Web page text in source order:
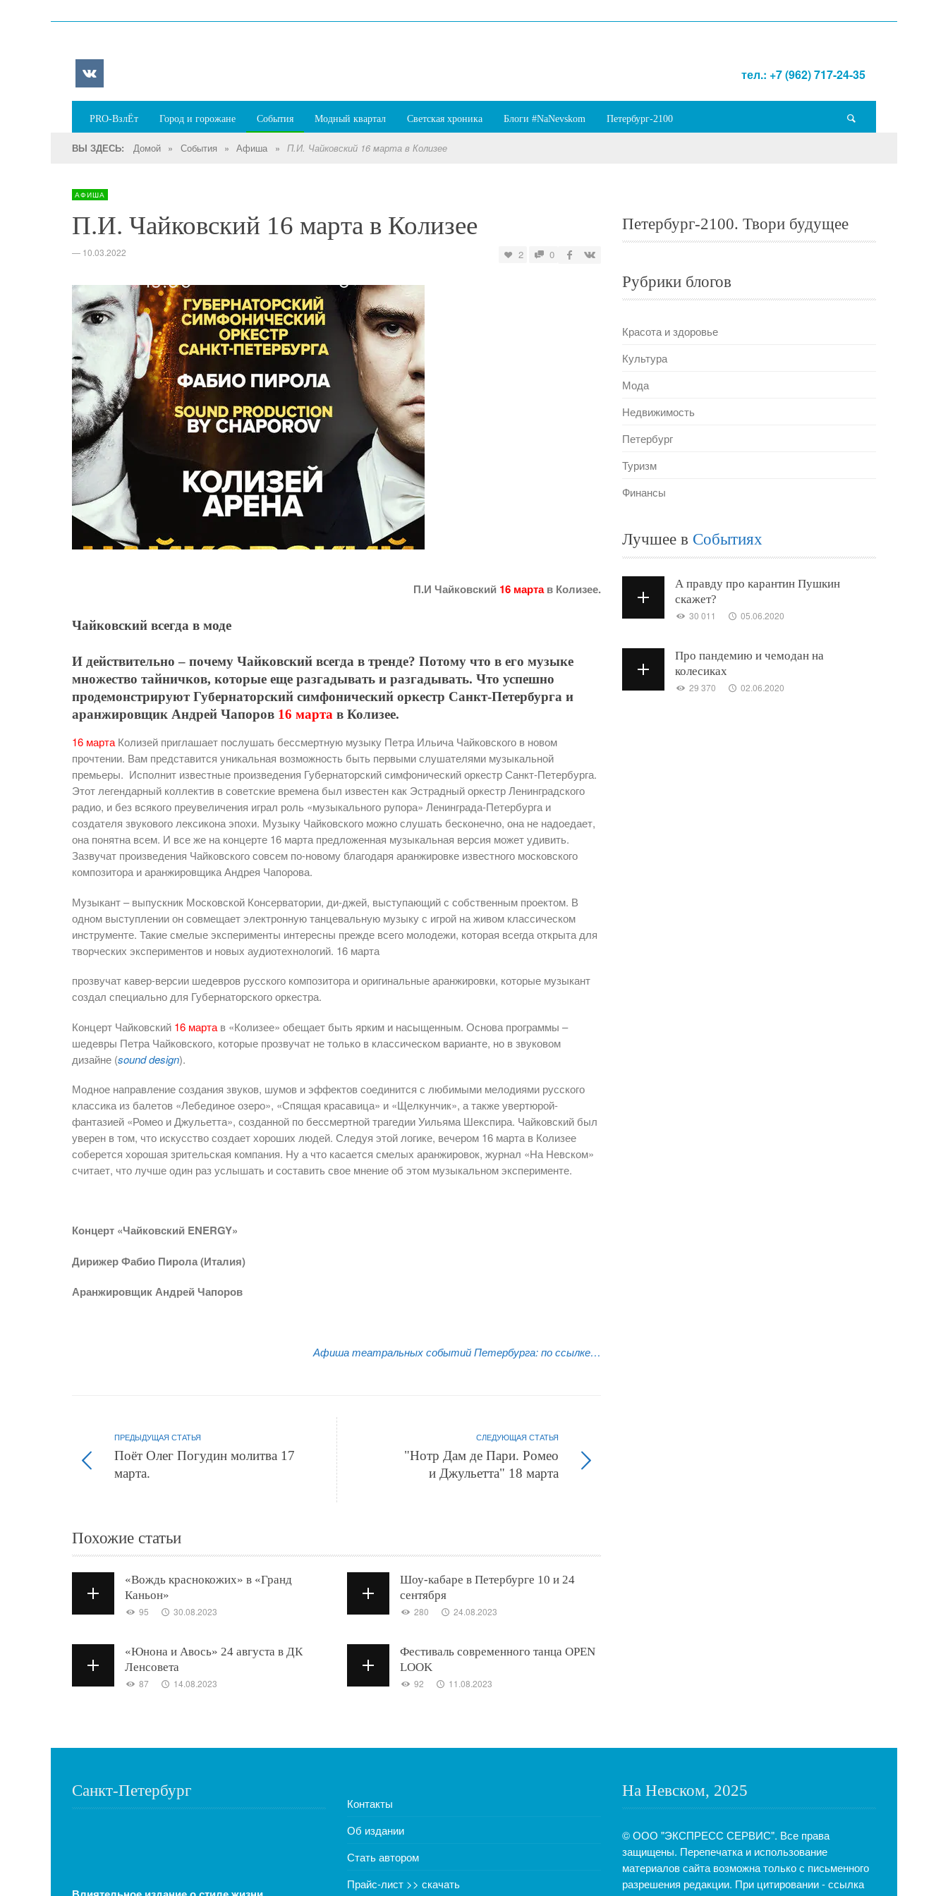
тел.: +7 (962) 717-24-35
PRO-ВзлЁт Город и горожане События Модный квартал Светская хроника Блоги #NaNevskom Петербург-2100
ВЫ ЗДЕСЬ: Домой » События » Афиша » П.И. Чайковский 16 марта в Колизее
АФИША
П.И. Чайковский 16 марта в Колизее
— 10.03.2022 2 0
П.И Чайковский 16 мартав Колизее.
Чайковский всегда в моде
И действительно – почему Чайковский всегда в тренде? Потому что в его музыке
множество тайничков, которые еще разгадывать и разгадывать. Что успешно
продемонстрируют Губернаторский симфонический оркестр Санкт-Петербурга и
аранжировщик Андрей Чапоров 16 марта в Колизее.
16 мартаКолизей приглашает послушать бессмертную музыку Петра Ильича Чайковского в новом
прочтении. Вам представится уникальная возможность быть первыми слушателями музыкальной
премьеры. Исполнит известные произведения Губернаторский симфонический оркестр Санкт-Петербурга.
Этот легендарный коллектив в советские времена был известен как Эстрадный оркестр Ленинградского
радио, и без всякого преувеличения играл роль «музыкального рупора» Ленинграда-Петербурга и
создателя звукового лексикона эпохи. Музыку Чайковского можно слушать бесконечно, она не надоедает,
она понятна всем. И все же на концерте 16 марта предложенная музыкальная версия может удивить.
Зазвучат произведения Чайковского совсем по-новому благодаря аранжировке известного московского
композитора и аранжировщика Андрея Чапорова.
Музыкант – выпускник Московской Консерватории, ди-джей, выступающий с собственным проектом. В
одном выступлении он совмещает электронную танцевальную музыку с игрой на живом классическом
инструменте. Такие смелые эксперименты интересны прежде всего молодежи, которая всегда открыта для
творческих экспериментов и новых аудиотехнологий. 16 марта
прозвучат кавер-версии шедевров русского композитора и оригинальные аранжировки, которые музыкант
создал специально для Губернаторского оркестра.
Концерт Чайковский 16 марта в «Колизее» обещает быть ярким и насыщенным. Основа программы –
шедевры Петра Чайковского, которые прозвучат не только в классическом варианте, но в звуковом
дизайне (sound design).
Модное направление создания звуков, шумов и эффектов соединится с любимыми мелодиями русского
классика из балетов «Лебединое озеро», «Спящая красавица» и «Щелкунчик», а также увертюрой-
фантазией «Ромео и Джульетта», созданной по бессмертной трагедии Уильяма Шекспира. Чайковский был
уверен в том, что искусство создает хороших людей. Следуя этой логике, вечером 16 марта в Колизее
соберется хорошая зрительская компания. Ну а что касается смелых аранжировок, журнал «На Невском»
считает, что лучше один раз услышать и составить свое мнение об этом музыкальном эксперименте.
Концерт «Чайковский ENERGY»
Дирижер Фабио Пирола (Италия)
Аранжировщик Андрей Чапоров
Афиша театральных событий Петербурга:по ссылке…
ПРЕДЫДУЩАЯ СТАТЬЯ
Поёт Олег Погудин молитва 17
марта.
СЛЕДУЮЩАЯ СТАТЬЯ
"Нотр Дам де Пари. Ромео
и Джульетта" 18 марта
Похожие статьи
«Вождь краснокожих» в «Гранд
Каньон»
95 30.08.2023
Шоу-кабаре в Петербурге 10 и 24
сентября
280 24.08.2023
«Юнона и Авось» 24 августа в ДК
Ленсовета
87 14.08.2023
Фестиваль современного танца OPEN
LOOK
92 11.08.2023
Петербург-2100. Твори будущее
Рубрики блогов
Красота и здоровье
Культура
Мода
Недвижимость
Петербург
Туризм
Финансы
Лучшее в Событиях
А правду про карантин Пушкин
скажет?
30 011 05.06.2020
Про пандемию и чемодан на
колесиках
29 370 02.06.2020
Санкт-Петербург
Контакты
Об издании
Стать автором
Прайс-лист >> скачать
На Невском, 2025
© ООО "ЭКСПРЕСС СЕРВИС". Все права
защищены. Перепечатка и использование
материалов сайта возможна только с письменного
разрешения редакции. При цитировании - ссылка